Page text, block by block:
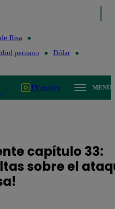
Risa
peruano
Dólar
TV en vivo MENÚ
capítulo 33:
sobre el